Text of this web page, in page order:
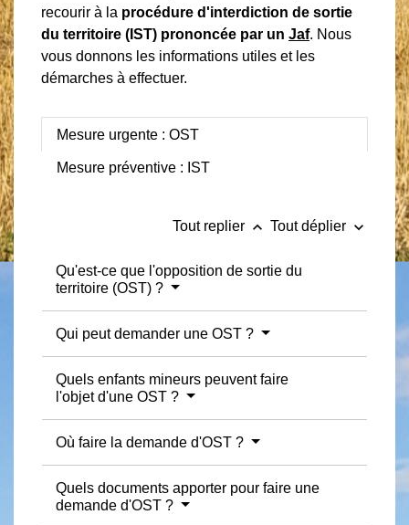
recourir à la procédure d'interdiction de sortie
du territoire (IST) prononcée par un Jaf. Nous
vous donnons les informations utiles et les
démarches à effectuer.
Mesure urgente : OST
Mesure préventive : IST
Tout replier keyboard_arrow_up Tout déplier keyboard_arrow_down
Qu'est-ce que l'opposition de sortie du
territoire (OST) ?
Qui peut demander une OST ?
Quels enfants mineurs peuvent faire
l'objet d'une OST ?
Où faire la demande d'OST ?
Quels documents apporter pour faire une
demande d'OST ?